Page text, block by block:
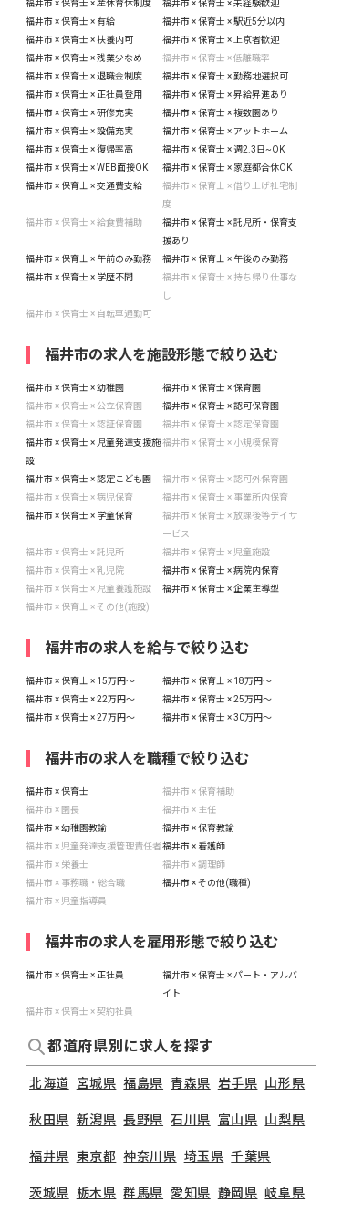
福井市 × 保育士 × 産休育休制度
福井市 × 保育士 × 未経験歓迎
福井市 × 保育士 × 有給
福井市 × 保育士 × 駅近5分以内
福井市 × 保育士 × 扶養内可
福井市 × 保育士 × 上京者歓迎
福井市 × 保育士 × 残業少なめ
福井市 × 保育士 × 低離職率
福井市 × 保育士 × 退職金制度
福井市 × 保育士 × 勤務地選択可
福井市 × 保育士 × 正社員登用
福井市 × 保育士 × 昇給昇進あり
福井市 × 保育士 × 研修充実
福井市 × 保育士 × 複数園あり
福井市 × 保育士 × 設備充実
福井市 × 保育士 × アットホーム
福井市 × 保育士 × 復帰率高
福井市 × 保育士 × 週2.3日~OK
福井市 × 保育士 × WEB面接OK
福井市 × 保育士 × 家庭都合休OK
福井市 × 保育士 × 交通費支給
福井市 × 保育士 × 借り上げ社宅制
度
福井市 × 保育士 × 給食費補助
福井市 × 保育士 × 託児所・保育支
援あり
福井市 × 保育士 × 午前のみ勤務
福井市 × 保育士 × 午後のみ勤務
福井市 × 保育士 × 学歴不問
福井市 × 保育士 × 持ち帰り仕事な
し
福井市 × 保育士 × 自転車通勤可
福井市の求人を施設形態で絞り込む
福井市 × 保育士 × 幼稚園
福井市 × 保育士 × 保育園
福井市 × 保育士 × 公立保育園
福井市 × 保育士 × 認可保育園
福井市 × 保育士 × 認証保育園
福井市 × 保育士 × 認定保育園
福井市 × 保育士 × 児童発達支援施
設
福井市 × 保育士 × 小規模保育
福井市 × 保育士 × 認定こども園
福井市 × 保育士 × 認可外保育園
福井市 × 保育士 × 病児保育
福井市 × 保育士 × 事業所内保育
福井市 × 保育士 × 学童保育
福井市 × 保育士 × 放課後等デイサ
ービス
福井市 × 保育士 × 託児所
福井市 × 保育士 × 児童施設
福井市 × 保育士 × 乳児院
福井市 × 保育士 × 病院内保育
福井市 × 保育士 × 児童養護施設
福井市 × 保育士 × 企業主導型
福井市 × 保育士 × その他(施設)
福井市の求人を給与で絞り込む
福井市 × 保育士 × 15万円〜
福井市 × 保育士 × 18万円〜
福井市 × 保育士 × 22万円〜
福井市 × 保育士 × 25万円〜
福井市 × 保育士 × 27万円〜
福井市 × 保育士 × 30万円〜
福井市の求人を職種で絞り込む
福井市 × 保育士
福井市 × 保育補助
福井市 × 園長
福井市 × 主任
福井市 × 幼稚園教諭
福井市 × 保育教諭
福井市 × 児童発達支援管理責任者福井市 × 看護師
福井市 × 栄養士
福井市 × 調理師
福井市 × 事務職・総合職
福井市 × その他(職種)
福井市 × 児童指導員
福井市の求人を雇用形態で絞り込む
福井市 × 保育士 × 正社員
福井市 × 保育士 × パート・アルバ
イト
福井市 × 保育士 × 契約社員
都道府県別に求人を探す
北海道 宮城県 福島県 青森県 岩手県 山形県
秋田県 新潟県 長野県 石川県 富山県 山梨県
福井県 東京都 神奈川県 埼玉県 千葉県
茨城県 栃木県 群馬県 愛知県 静岡県 岐阜県